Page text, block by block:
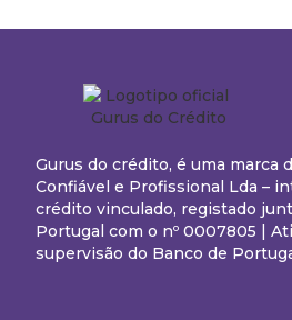
Gurus do crédito, é uma marca
Confiável e Profissional Lda –
crédito vinculado, registado
Portugal com o nº 0007805 |
supervisão do Banco de